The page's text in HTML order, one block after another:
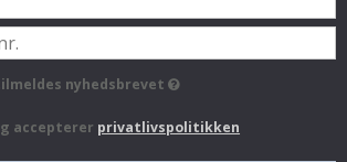
nyhedsbrevet
accepterer privatlivspolitikken